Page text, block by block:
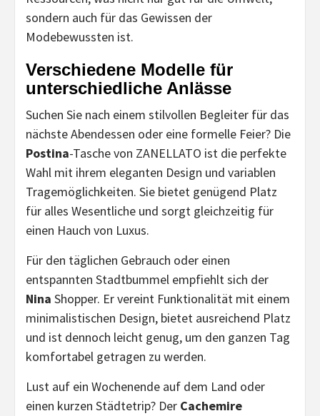
sondern auch für das Gewissen der
Modebewussten ist.
Verschiedene Modelle für
unterschiedliche Anlässe
Suchen Sie nach einem stilvollen Begleiter für das
nächste Abendessen oder eine formelle Feier? Die
Postina-Tasche von ZANELLATO ist die perfekte
Wahl mit ihrem eleganten Design und variablen
Tragemöglichkeiten. Sie bietet genügend Platz
für alles Wesentliche und sorgt gleichzeitig für
einen Hauch von Luxus.
Für den täglichen Gebrauch oder einen
entspannten Stadtbummel empfiehlt sich der
Nina Shopper. Er vereint Funktionalität mit einem
minimalistischen Design, bietet ausreichend Platz
und ist dennoch leicht genug, um den ganzen Tag
komfortabel getragen zu werden.
Lust auf ein Wochenende auf dem Land oder
einen kurzen Städtetrip? Der Cachemire